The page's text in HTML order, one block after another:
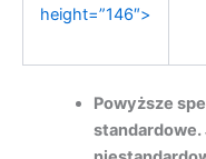
height=”146″>
Powyższe